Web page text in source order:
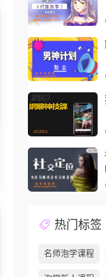
热门标签
名师泡学课程